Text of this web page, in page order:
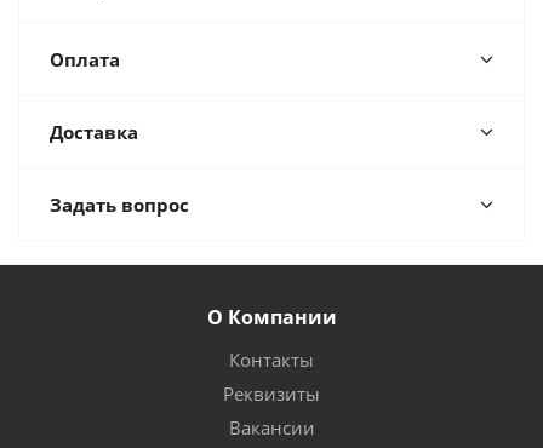
Оплата
Доставка
Задать вопрос
О Компании
Контакты
Реквизиты
Вакансии